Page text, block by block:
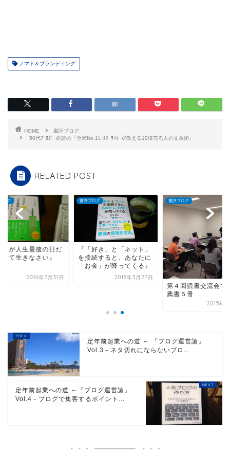
ノマド＆ブランディング
HOME
書評ブログ
50代ﾌﾞﾛｶﾞｰ必読の『全米No.1ｾｰﾙｽ･ﾗｲﾀｰが教える10倍売る人の文章術』
RELATED POST
ログ
日が人生最後の日だ
って生きなさい』
2016年7月31日
書評ブログ
『「好き」と「ネット」
を接続すると、あなたに
「お金」が降ってくる』
2018年3月27日
書評ブログ
第４回読書交流会で
薦書５冊
2015年9
定年前起業への道 ～ 『ブログ運営論』
Vol.3－ネタ切れにならないブロ...
定年前起業への道 ～『ブログ運営論』
Vol.4－ブログで集客するポイント...